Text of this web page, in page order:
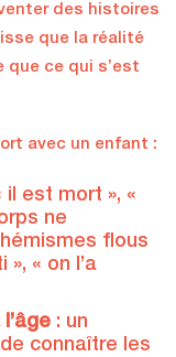
des histoires
que la réalité
que ce qui s’est
avec un enfant :
il est mort », «
ne
flous
« on l’a
: un
connaître les